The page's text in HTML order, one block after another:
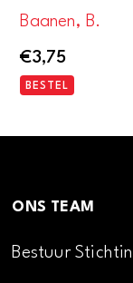
Baanen, B.
€3,75
BESTEL
ONS TEAM
Bestuur